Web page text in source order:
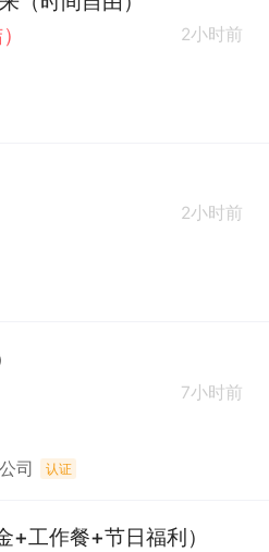
2小时前
2小时前
7小时前
司 认证
+工作餐+节日福利）